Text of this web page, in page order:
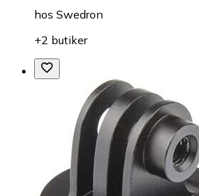
hos Swedron
+2 butiker